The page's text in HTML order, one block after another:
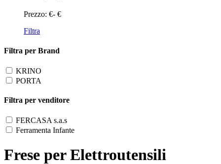
Prezzo: €- €
Filtra
Filtra per Brand
KRINO
PORTA
Filtra per venditore
FERCASA s.a.s
Ferramenta Infante
Frese per Elettroutensili